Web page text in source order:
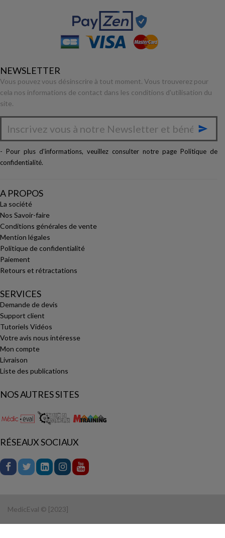
NEWSLETTER
Vous pouvez vous désinscrire à tout moment. Vous trouverez pour
cela nos informations de contact dans les conditions d'utilisation du
site.

- Pour plus d'informations, veuillez consulter notre page Politique de
confidentialité.
A PROPOS
La société
Nos Savoir-faire
Conditions générales de vente
Mention légales
Politique de confidentialité
Paiement
Retours et rétractations
SERVICES
Demande de devis
Support client
Tutoriels Vidéos
Votre avis nous intéresse
Mon compte
Livraison
Liste des publications
NOS AUTRES SITES
RÉSEAUX SOCIAUX
MedicEval © [2023]